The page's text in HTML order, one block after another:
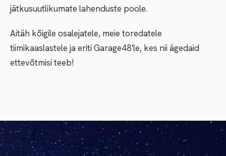
jätkusuutlikumate lahenduste poole.
Aitäh kõigile osalejatele, meie toredatele
tiimikaaslastele ja eriti Garage48'le, kes nii ägedaid
ettevõtmisi teeb!